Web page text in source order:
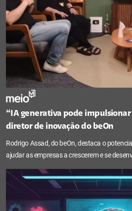
“IA generativa pode impulsionar
diretor de inovação do beOn
Rodrigo Assad, do beOn, destaca o
ajudar as empresas a crescerem e se